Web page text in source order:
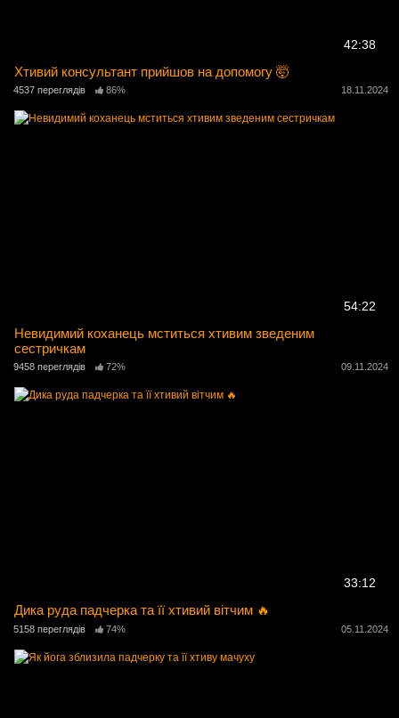
42:38
Хтивий консультант прийшов на допомогу 🤯
4537 переглядів 86% 18.11.2024
54:22
Невидимий коханець мститься хтивим зведеним
сестричкам
9458 переглядів 72% 09.11.2024
33:12
Дика руда падчерка та її хтивий вітчим 🔥
5158 переглядів 74% 05.11.2024